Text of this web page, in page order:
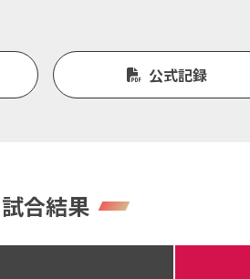
公式記録
試合結果